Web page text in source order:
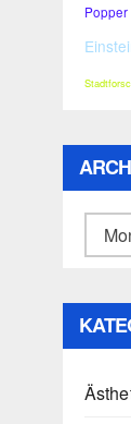
Popper
Archiv